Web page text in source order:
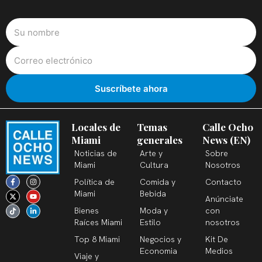
F
a
c
e
b
o
o
I
n
s
t
a
g
r
X
-
t
w
i
t
t
Y
o
u
t
u
b
e
T
i
k
t
o
k
L
i
n
k
e
d
i
Locales de
Miami
Noticias de
Miami
Política de
Miami
Bienes
Raíces Miami
Top 8 Miami
Viaje y
Temas
generales
Arte y
Cultura
Comida y
Bebida
Moda y
Estilo
Negocios y
Economia
Calle Ocho
News (EN)
Sobre
Nosotros
Contacto
Anúnciate
con
nosotros
Kit De
Medios